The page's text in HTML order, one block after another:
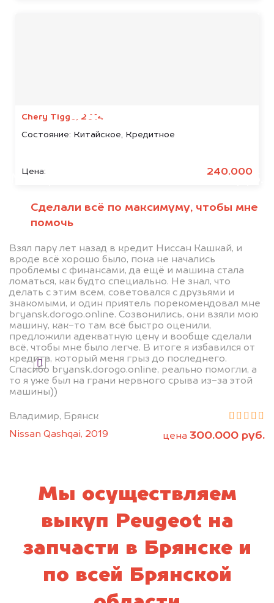
Chery Tiggo, 2014
Состояние: Китайское, Кредитное
Цена: 240.000
Сделали всё по максимуму, чтобы мне
помочь
Взял пару лет назад в кредит Ниссан Кашкай, и
вроде всё хорошо было, пока не начались
проблемы с финансами, да ещё и машина стала
ломаться, как будто специально. Не знал, что
делать с этим всем, советовался с друзьями и
знакомыми, и один приятель порекомендовал мне
bryansk.dorogo.online. Созвонились, они взяли мою
машину, как-то там всё быстро оценили,
предложили адекватную цену и вообще сделали
всё, чтобы мне было легче. В итоге я избавился от
кредита, который меня грыз до последнего.
Спасибо bryansk.dorogo.online, реально помогли, а
то я уже был на грани нервного срыва из-за этой
машины))
Владимир, Брянск
Nissan Qashqai, 2019
цена 300.000 руб.
БЕСПЛАТНО
Узнайте стоимость автомобиля
Мы купим ваше авто на 20.000 руб.
автоаукционах.
Узнать стоимость
Я даю согласие на обработку своих
персональных данных и соглашаюсь с
политикой конфиденциальности
Мы осуществляем
выкуп Peugeot на
запчасти в Брянске и
по всей Брянской